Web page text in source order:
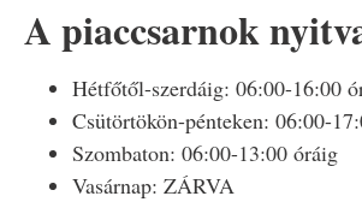
A piaccsarnok
Hétfőtől-szerdáig: 06:00-16:00
Csütörtökön-pénteken: 06:00-
Szombaton: 06:00-13:00 óráig
Vasárnap: ZÁRVA